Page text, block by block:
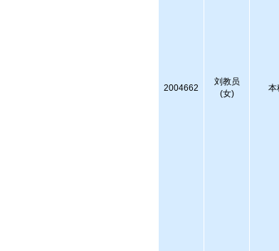
2004662
刘教员
(女)
本